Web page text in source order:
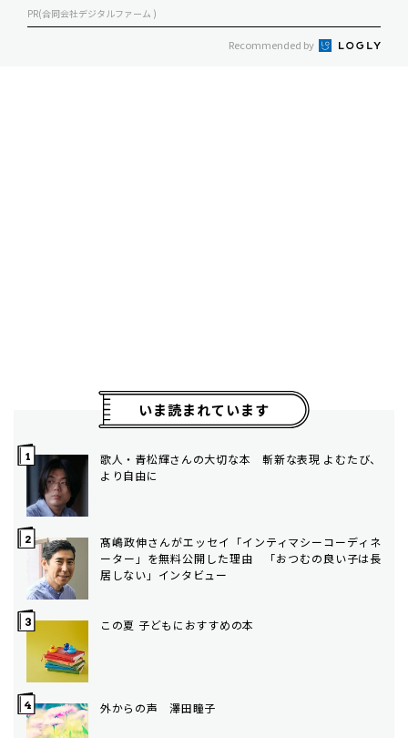
PR(合同会社デジタルファーム )
Recommended by
いま読まれています
歌人・青松輝さんの大切な本 斬新な表現 よむたび、
より自由に
髙嶋政伸さんがエッセイ「インティマシーコーディネ
ーター」を無料公開した理由 「おつむの良い子は長
居しない」インタビュー
この夏 子どもにおすすめの本
外からの声 澤田瞳子